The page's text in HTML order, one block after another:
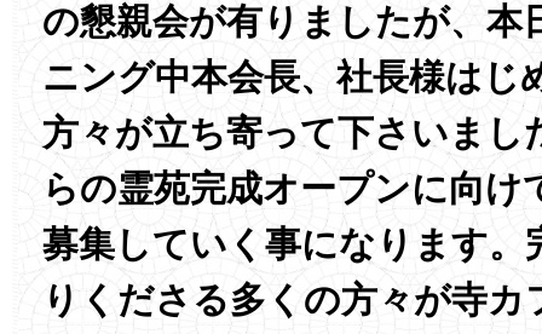
の懇親会が有りましたが、本
ニング中本会長、社長様はじ
方々が立ち寄って下さいまし
らの霊苑完成オープンに向
募集していく事になります。
りくださる多くの方々が寺